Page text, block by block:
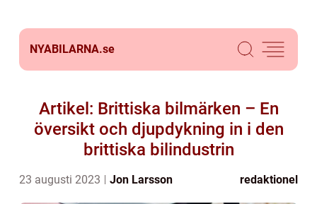
NYABILARNA.se
Artikel: Brittiska bilmärken – En
översikt och djupdykning in i den
brittiska bilindustrin
23 augusti 2023 Jon Larsson redaktionel